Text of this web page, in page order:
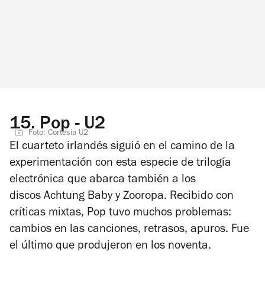
15.Pop - U2
Foto: Cortesía U2
El cuarteto irlandés siguió en el camino de la
experimentación con esta especie de trilogía
electrónica que abarca también a los
discos Achtung Babyy Zooropa. Recibido con
críticas mixtas, Pop tuvo muchos problemas:
cambios en las canciones, retrasos, apuros. Fue
el último que produjeron en los noventa.